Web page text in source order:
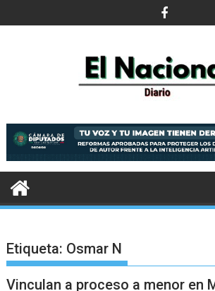
al
Etiqueta: Osmar N
Vinculan a proceso a menor en